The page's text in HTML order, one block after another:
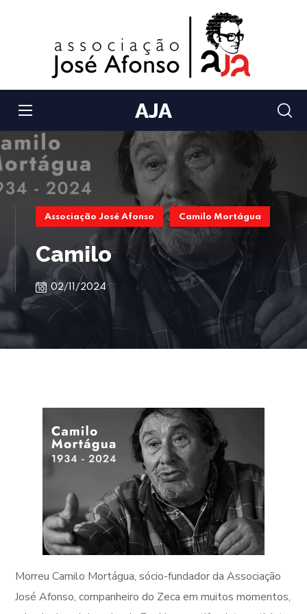
AJA
Associação José Afonso Camilo Mortágua
Camilo
02/11/2024
Morreu Camilo Mortágua, sócio-fundador da Associação
José Afonso, companheiro do Zeca em muitos momentos,